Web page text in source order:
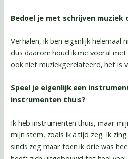
Bedoel je met schrijven muziek
Verhalen, ik ben eigenlijk helemaal
dus daarom houd ik me vooral
ook niet muziekgerelateerd, het is
Speel je eigenlijk een
instrumenten thuis?
Ik heb instrumenten thuis, maar
mijn stem, zoals ik altijd zeg. Ik
sinds zeg maar toen ik drie was